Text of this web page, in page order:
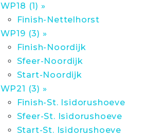
WP18 (1) »
Finish-Nettelhorst
WP19 (3) »
Finish-Noordijk
Sfeer-Noordijk
Start-Noordijk
WP21 (3) »
Finish-St. Isidorushoeve
Sfeer-St. Isidorushoeve
Start-St. Isidorushoeve